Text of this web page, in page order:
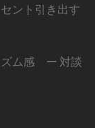
ント引き出す
ズム感 ー 対談